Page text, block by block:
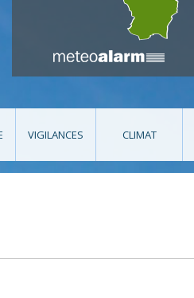
VIGILANCES CLIMAT